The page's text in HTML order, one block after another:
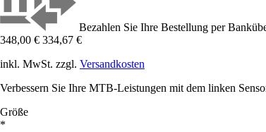
Bezahlen Sie Ihre Bestellung per
348,00 € 334,67 €
inkl. MwSt. zzgl. Versandkosten
Verbessern Sie Ihre MTB-Leistungen mit dem linken
Größe
*